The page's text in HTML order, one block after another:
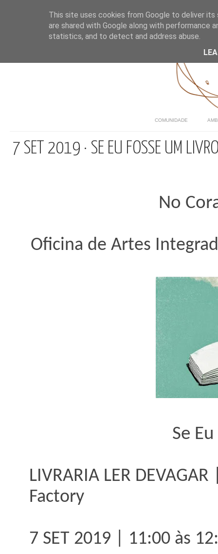
COMUNIDADE
7 SET 2019 · SE EU FOSSE UM
No
Oficina de Artes
Se
LIVRARIA LER
Factory
7 SET 2019 | 11:00 às
This site uses cookies from Google to deliver
are shared with Google along with performance
statistics, and to detect and address abuse.